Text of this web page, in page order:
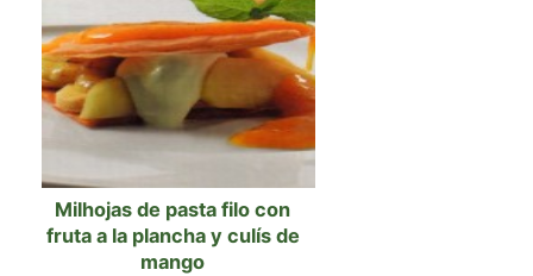
Milhojas de pasta filo con
fruta a la plancha y culís de
mango